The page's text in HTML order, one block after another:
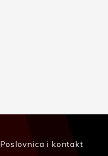
Poslovnica i kontakt